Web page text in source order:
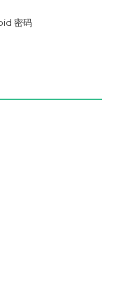
密码